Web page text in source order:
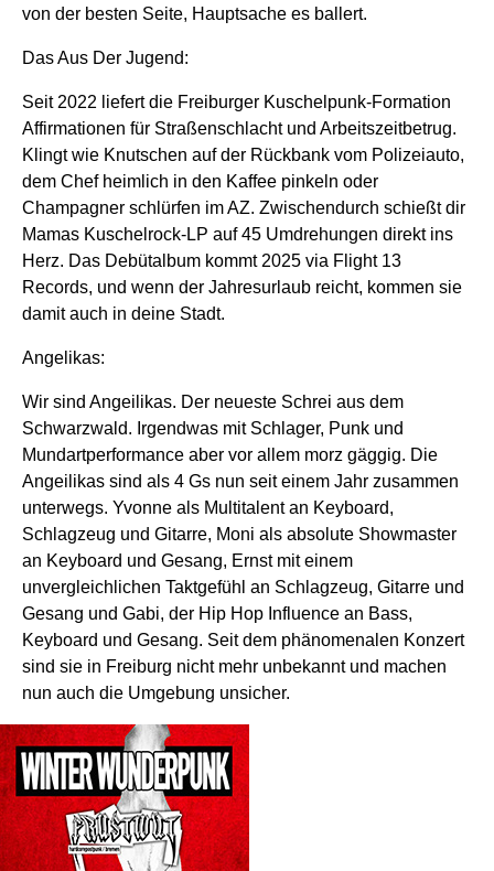
von der besten Seite, Hauptsache es ballert.
Das Aus Der Jugend:
Seit 2022 liefert die Freiburger Kuschelpunk-Formation
Affirmationen für Straßenschlacht und Arbeitszeitbetrug.
Klingt wie Knutschen auf der Rückbank vom Polizeiauto,
dem Chef heimlich in den Kaffee pinkeln oder
Champagner schlürfen im AZ. Zwischendurch schießt dir
Mamas Kuschelrock-LP auf 45 Umdrehungen direkt ins
Herz. Das Debütalbum kommt 2025 via Flight 13
Records, und wenn der Jahresurlaub reicht, kommen sie
damit auch in deine Stadt.
Angelikas:
Wir sind Angeilikas. Der neueste Schrei aus dem
Schwarzwald. Irgendwas mit Schlager, Punk und
Mundartperformance aber vor allem morz gäggig. Die
Angeilikas sind als 4 Gs nun seit einem Jahr zusammen
unterwegs. Yvonne als Multitalent an Keyboard,
Schlagzeug und Gitarre, Moni als absolute Showmaster
an Keyboard und Gesang, Ernst mit einem
unvergleichlichen Taktgefühl an Schlagzeug, Gitarre und
Gesang und Gabi, der Hip Hop Influence an Bass,
Keyboard und Gesang. Seit dem phänomenalen Konzert
sind sie in Freiburg nicht mehr unbekannt und machen
nun auch die Umgebung unsicher.